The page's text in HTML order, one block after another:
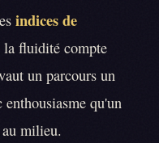
indices de
la fluidité compte
un parcours un
qu'un
milieu.